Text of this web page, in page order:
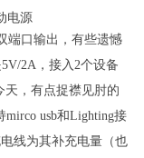
端口输出，有些遗憾
2A，接入2个设备
天，有点捉襟见肘的
mirco usb和Lighting接
线为其补充电量（也